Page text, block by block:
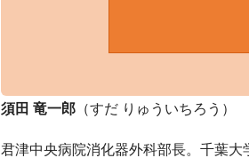
須田 竜一郎（すだ りゅういちろう）
君津中央病院消化器外科部長。千葉